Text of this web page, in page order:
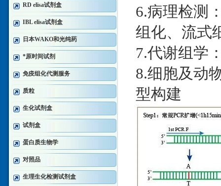
RD elisa试剂盒
IBL elisa试剂盒
日本WAKO和光纯药
*原时间试剂
免疫组化代测服务
质粒
生化试剂盒
试剂盒
蛋白质生物学
对照品
生理生化检测试剂盒
6.病理检测
组化、流式
7.代谢组学
8.细胞及动
型构建